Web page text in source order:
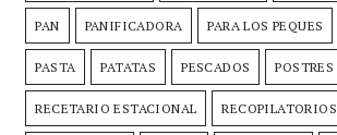
PAN PANIFICADORA PARA LOS PEQUES
PASTA PATATAS PESCADOS POSTRES
RECETARIO ESTACIONAL RECOPILATORIOS